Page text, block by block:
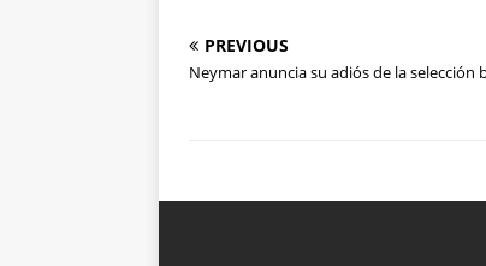
PREVIOUS
Neymar anuncia su adiós de la selección